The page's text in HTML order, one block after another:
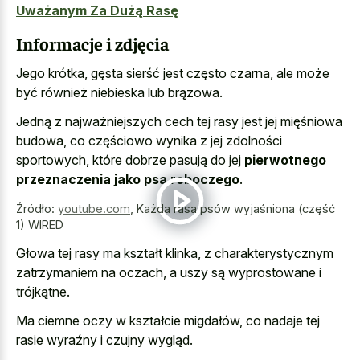
Uważanym Za Dużą Rasę
Informacje i zdjęcia
Jego krótka, gęsta sierść jest często czarna, ale może
być również niebieska lub brązowa.
Jedną z najważniejszych cech tej rasy jest jej mięśniowa
budowa, co częściowo wynika z jej zdolności
sportowych, które dobrze pasują do jej pierwotnego
przeznaczenia jako psa roboczego.
Źródło: youtube.com Każda rasa psów wyjaśniona (część
1) WIRED
Głowa tej rasy ma kształt klinka, z charakterystycznym
zatrzymaniem na oczach, a uszy są wyprostowane i
trójkątne.
Ma ciemne oczy w kształcie migdałów, co nadaje tej
rasie wyraźny i czujny wygląd.